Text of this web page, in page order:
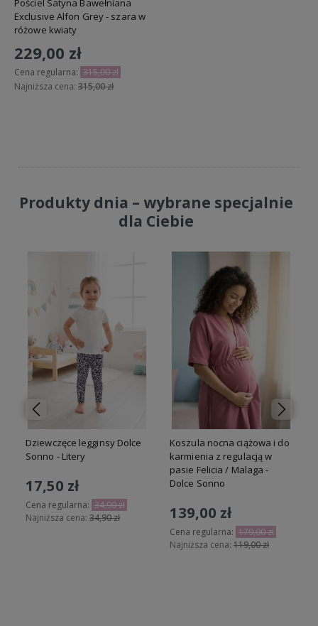
Exclusive Alfon Grey - szara w
różowe kwiaty
229,00 zł
Cena regularna: 315,00 zł
Najniższa cena: 315,00 zł
Produkty dnia – wybrane specjalnie
dla Ciebie
Dziewczęce legginsy Dolce
Sonno - Litery
17,50 zł
Cena regularna: 34,90 zł
Najniższa cena: 34,90 zł
Koszula nocna ciążowa i do
karmienia z regulacją w
pasie Felicia / Malaga -
Dolce Sonno
139,00 zł
Cena regularna: 179,00 zł
Najniższa cena: 119,00 zł